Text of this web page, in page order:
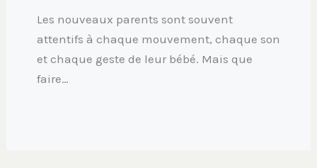
Les nouveaux parents sont souvent
attentifs à chaque mouvement, chaque son
et chaque geste de leur bébé. Mais que
faire…